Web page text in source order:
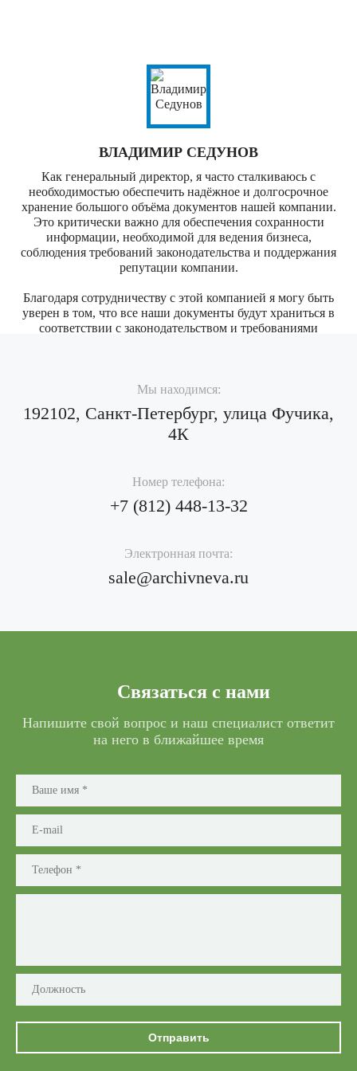
ВЛАДИМИР СЕДУНОВ
Как генеральный директор, я часто сталкиваюсь с
необходимостью обеспечить надёжное и долгосрочное
хранение большого объёма документов нашей компании.
Это критически важно для обеспечения сохранности
информации, необходимой для ведения бизнеса,
соблюдения требований законодательства и поддержания
репутации компании.
Благодаря сотрудничеству с этой компанией я могу быть
уверен в том, что все наши документы будут храниться в
соответствии с законодательством и требованиями
Мы находимся:
192102, Санкт-Петербург, улица Фучика,
4К
Номер телефона:
+7 (812) 448-13-32
Электронная почта:
sale@archivneva.ru
Связаться с нами
Напишите свой вопрос и наш специалист ответит
на него в ближайшее время
Отправить